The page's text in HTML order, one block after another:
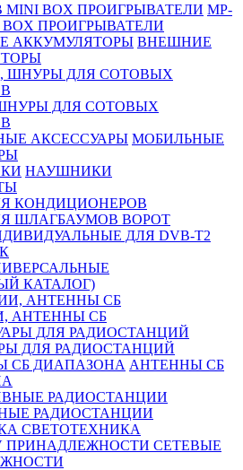
MP-
BOX ПРОИГРЫВАТЕЛИ
ВНЕШНИЕ
ДЛЯ СОТОВЫХ
МОБИЛЬНЫЕ
НАУШНИКИ
КОНДИЦИОНЕРОВ
ШЛАГБАУМОВ ВОРОТ
ДЛЯ DVB-T2
КАТАЛОГ)
АНТЕННЫ CБ
ДЛЯ РАДИОСТАНЦИЙ
АНТЕННЫ CБ
РАДИОСТАНЦИИ
СВЕТОТЕХНИКА
СЕТЕВЫЕ